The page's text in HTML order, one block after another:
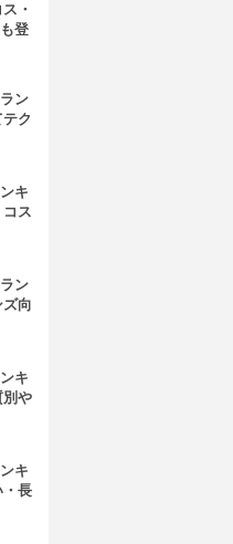
ブルークロス)
・
登
ン
ク
キ
ス
ン
向
キ
別や
キ
・長